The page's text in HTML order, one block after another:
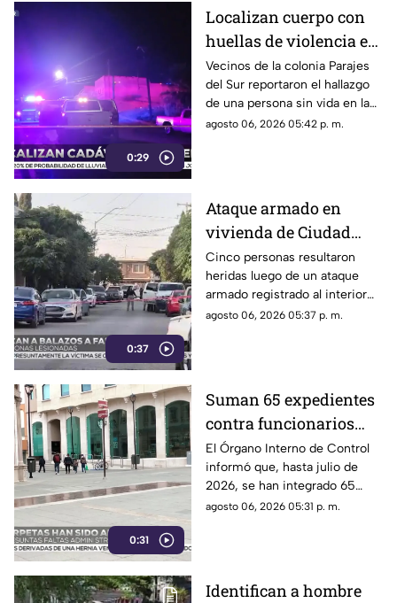
0:29
Localizan cuerpo con
huellas de violencia en
calles de Parajes del
Sur | VIDEO
Vecinos de la colonia Parajes
del Sur reportaron el hallazgo
de una persona sin vida en la
vía pública.
agosto 06, 2026 05:42 p. m.
0:37
Ataque armado en
vivienda de Ciudad
Juárez deja cinco
personas heridas |
VIDEO
Cinco personas resultaron
heridas luego de un ataque
armado registrado al interior
de un domicilio en el
agosto 06, 2026 05:37 p. m.
0:31
Suman 65 expedientes
contra funcionarios
municipales de
Chihuahua | VIDEO
El Órgano Interno de Control
informó que, hasta julio de
2026, se han integrado 65
expedientes por presuntas
agosto 06, 2026 05:31 p. m.
Identifican a hombre